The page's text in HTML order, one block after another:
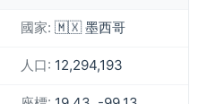
國家: 🇲🇽 墨西哥
人口: 12,294,193